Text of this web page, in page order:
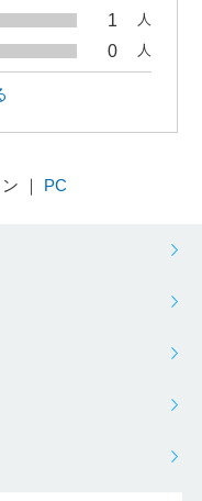
1 人
0 人
｜ PC